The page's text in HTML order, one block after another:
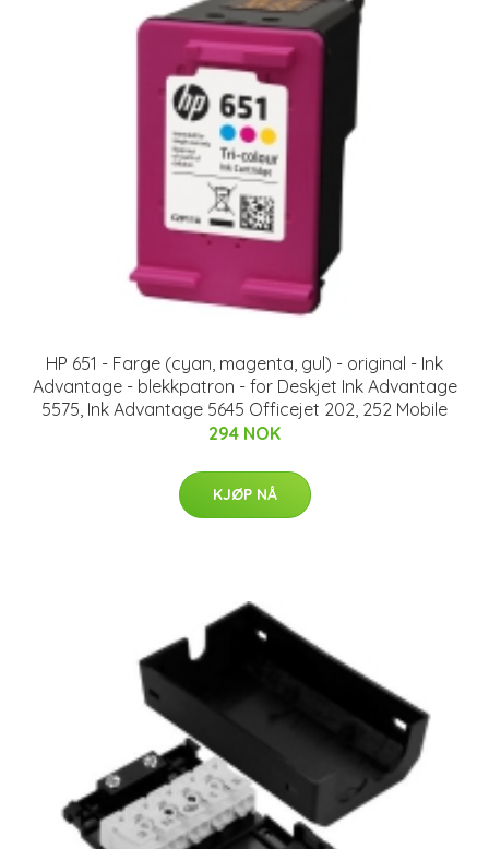
HP 651 - Farge (cyan, magenta, gul) - original - Ink
Advantage - blekkpatron - for Deskjet Ink Advantage
5575, Ink Advantage 5645 Officejet 202, 252 Mobile
294 NOK
KJØP NÅ